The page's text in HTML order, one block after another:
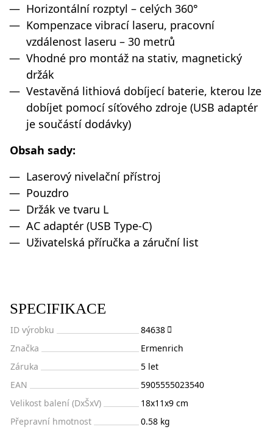
Horizontální rozptyl – celých 360°
Kompenzace vibrací laseru, pracovní
vzdálenost laseru – 30 metrů
Vhodné pro montáž na stativ, magnetický
držák
Vestavěná lithiová dobíjecí baterie, kterou lze
dobíjet pomocí síťového zdroje (USB adaptér
je součástí dodávky)
Obsah sady:
Laserový nivelační přístroj
Pouzdro
Držák ve tvaru L
AC adaptér (USB Type-C)
Uživatelská příručka a záruční list
SPECIFIKACE
ID výrobku
84638
Značka
Ermenrich
Záruka
5 let
EAN
5905555023540
Velikost balení (DxŠxV)
18x11x9 cm
Přepravní hmotnost
0.58 kg